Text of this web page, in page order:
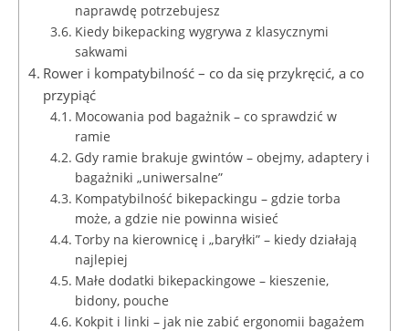
naprawdę potrzebujesz
Kiedy bikepacking wygrywa z klasycznymi
sakwami
Rower i kompatybilność – co da się przykręcić, a co
przypiąć
Mocowania pod bagażnik – co sprawdzić w
ramie
Gdy ramie brakuje gwintów – obejmy, adaptery i
bagażniki „uniwersalne”
Kompatybilność bikepackingu – gdzie torba
może, a gdzie nie powinna wisieć
Torby na kierownicę i „baryłki” – kiedy działają
najlepiej
Małe dodatki bikepackingowe – kieszenie,
bidony, pouche
Kokpit i linki – jak nie zabić ergonomii bagażem